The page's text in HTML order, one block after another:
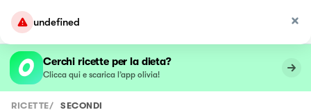
undefined
Cerchi ricette per la dieta?
Clicca qui e scarica l’app olivia!
RICETTE/ SECONDI